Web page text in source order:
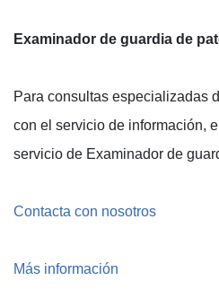
Examinador de guardia de
Para consultas especializadas
con el servicio de información,
servicio de Examinador de
Contacta con nosotros
Más información